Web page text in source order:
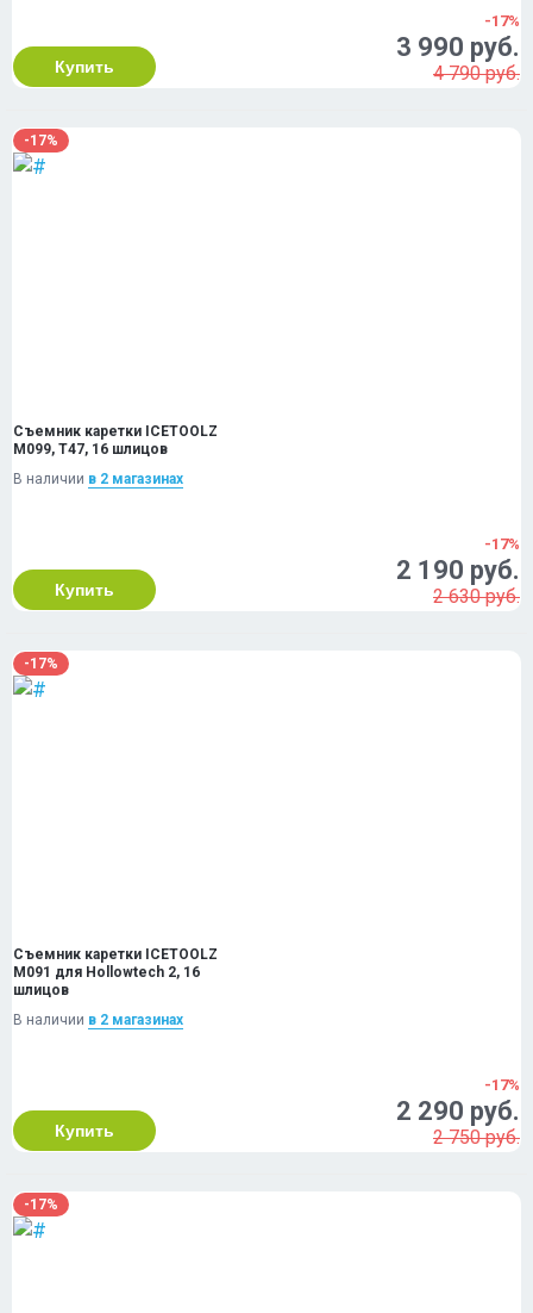
Купить
-17%
3 990 руб.
4 790 руб.
-17%
Съемник каретки ICETOOLZ
M099, T47, 16 шлицов
В наличии в 2 магазинах
Купить
-17%
2 190 руб.
2 630 руб.
-17%
Съемник каретки ICETOOLZ
M091 для Hollowtech 2, 16
шлицов
В наличии в 2 магазинах
Купить
-17%
2 290 руб.
2 750 руб.
-17%